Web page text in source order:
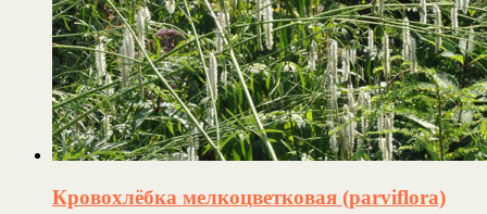
Кровохлёбка мелкоцветковая (parviflora)